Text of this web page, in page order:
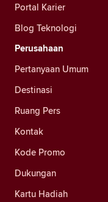
Portal Karier
Blog Teknologi
Perusahaan
Pertanyaan Umum
Destinasi
Ruang Pers
Kontak
Kode Promo
Dukungan
Kartu Hadiah